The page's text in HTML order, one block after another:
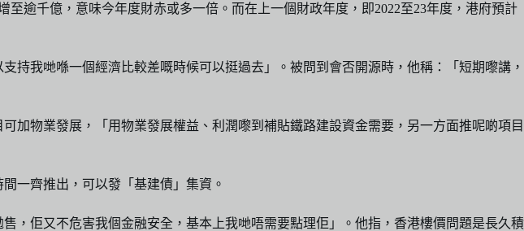
逾千億，意味今年度財赤或多一倍。而在上一個財政年度，即2022至23年度，港府預計
持我哋喺一個經濟比較差嘅時候可以挺過去」。被問到會否開源時，他稱：「短期嚟講，
加物業發展，「用物業發展權益、利潤嚟到補貼鐵路建設資金需要，另一方面推呢啲項目
一齊推出，可以發「基建債」集資。
，佢又不危害我個金融安全，基本上我哋唔需要點理佢」。他指，香港樓價問題是長久積